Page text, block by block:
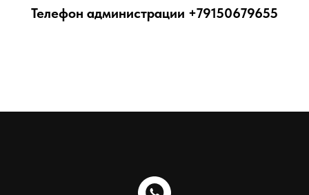
Телефон администрации +79150679655